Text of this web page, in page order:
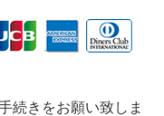
続きをお願い致しま